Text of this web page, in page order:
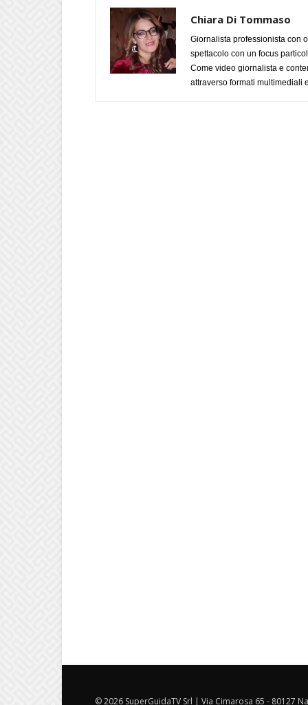
Chiara Di Tommaso
Giornalista professionista con
spettacolo con un focus
Come video giornalista e
attraverso formati multimediali
© 2026 SuperGuidaTV Srl | Via Cimarosa 65 - 80127